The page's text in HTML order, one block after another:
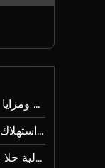
وظائف
هل
توفر